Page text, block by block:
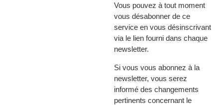
Vous pouvez à tout moment
vous désabonner de ce
service en vous désinscrivant
via le lien fourni dans chaque
newsletter.
Si vous vous abonnez à la
newsletter, vous serez
informé des changements
pertinents concernant le